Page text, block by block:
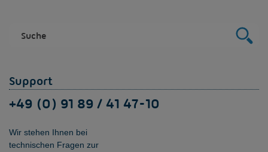
Support
+49 (0) 91 89 / 41 47-10
Wir stehen Ihnen bei
technischen Fragen zur